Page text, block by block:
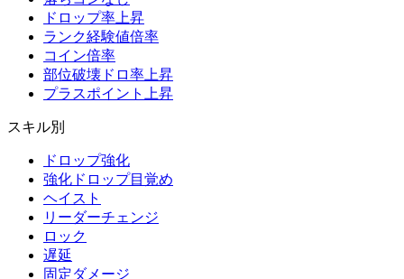
ドロップ率上昇
ランク経験値倍率
コイン倍率
部位破壊ドロ率上昇
プラスポイント上昇
スキル別
ドロップ強化
強化ドロップ目覚め
ヘイスト
リーダーチェンジ
ロック
遅延
固定ダメージ